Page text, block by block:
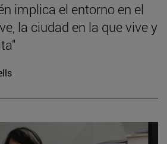
implica el entorno en el
la ciudad en la que vive y